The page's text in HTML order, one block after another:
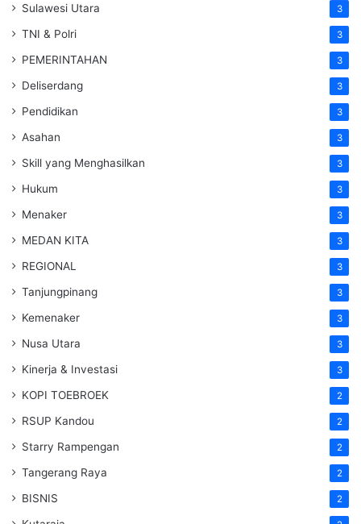
Sulawesi Utara 3
TNI & Polri 3
PEMERINTAHAN 3
Deliserdang 3
Pendidikan 3
Asahan 3
Skill yang Menghasilkan 3
Hukum 3
Menaker 3
MEDAN KITA 3
REGIONAL 3
Tanjungpinang 3
Kemenaker 3
Nusa Utara 3
Kinerja & Investasi 3
KOPI TOEBROEK 2
RSUP Kandou 2
Starry Rampengan 2
Tangerang Raya 2
BISNIS 2